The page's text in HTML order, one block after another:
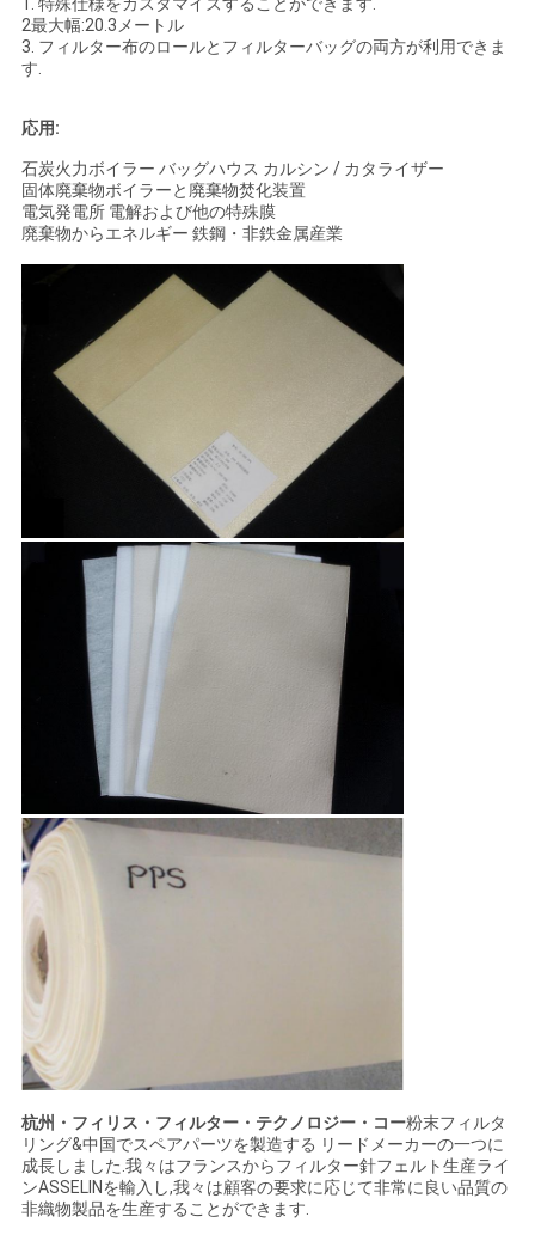
1. 特殊仕様をカスタマイズすることができます.
2最大幅:20.3メートル
3. フィルター布のロールとフィルターバッグの両方が利用できま
す.
応用:
石炭火力ボイラー バッグハウス カルシン / カタライザー
固体廃棄物ボイラーと廃棄物焚化装置
電気発電所 電解および他の特殊膜
廃棄物からエネルギー 鉄鋼・非鉄金属産業
杭州・フィリス・フィルター・テクノロジー・コー粉末フィルタ
リング&中国でスペアパーツを製造する リードメーカーの一つに
成長しました.我々はフランスからフィルター針フェルト生産ライ
ンASSELINを輸入し,我々は顧客の要求に応じて非常に良い品質の
非織物製品を生産することができます.